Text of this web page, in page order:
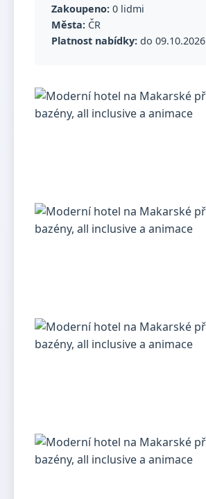
Zakoupeno: 0 lidmi
Města: ČR
Platnost nabídky: do 09.10.2026